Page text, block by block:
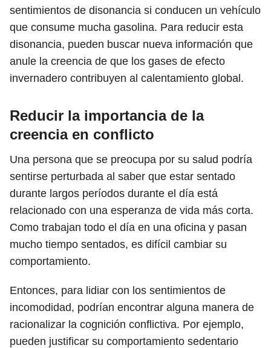
sentimientos de disonancia si conducen un vehículo
que consume mucha gasolina. Para reducir esta
disonancia, pueden buscar nueva información que
anule la creencia de que los gases de efecto
invernadero contribuyen al calentamiento global.
Reducir la importancia de la
creencia en conflicto
Una persona que se preocupa por su salud podría
sentirse perturbada al saber que estar sentado
durante largos períodos durante el día está
relacionado con una esperanza de vida más corta.
Como trabajan todo el día en una oficina y pasan
mucho tiempo sentados, es difícil cambiar su
comportamiento.
Entonces, para lidiar con los sentimientos de
incomodidad, podrían encontrar alguna manera de
racionalizar la cognición conflictiva. Por ejemplo,
pueden justificar su comportamiento sedentario